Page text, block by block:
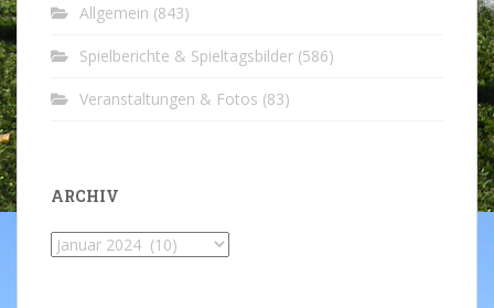
Allgemein (843)
Spielberichte & Spieltagsbilder (586)
Veranstaltungen & Fotos (83)
ARCHIV
Archiv